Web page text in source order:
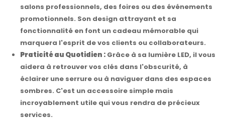
salons professionnels, des foires ou des événements
promotionnels. Son design attrayant et sa
fonctionnalité en font un cadeau mémorable qui
marquera l'esprit de vos clients ou collaborateurs.
Praticité au Quotidien : Grâce à sa lumière LED, il vous
aidera à retrouver vos clés dans l'obscurité, à
éclairer une serrure ou à naviguer dans des espaces
sombres. C'est un accessoire simple mais
incroyablement utile qui vous rendra de précieux
services.